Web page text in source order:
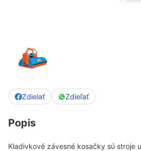
Zdielať Zdieľať
Popis
Kladivkové závesné kosačky sú stroje